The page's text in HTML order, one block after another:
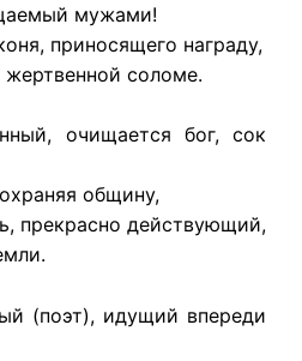
мужами!
приносящего награду,
соломе.
очищается бог, сок
общину,
прекрасно действующий,
(поэт), идущий впереди